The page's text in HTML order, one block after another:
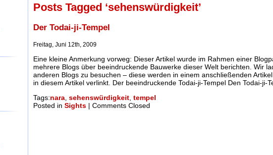
Posts Tagged ‘sehenswürdigkeit’
Der Todai-ji-Tempel
Freitag, Juni 12th, 2009
Eine kleine Anmerkung vorweg: Dieser Artikel wurde im Rahmen einer
mehrere Blogs über beeindruckende Bauwerke dieser Welt berichten. Wir
anderen Blogs zu besuchen – diese werden in einem anschließenden
in diesem Artikel verlinkt. Der beeindruckende Todai-ji-Tempel Den Todai-ji-
Tags:nara, sehenswürdigkeit, tempel
Posted in Sights | Comments Closed